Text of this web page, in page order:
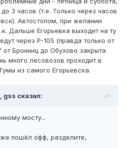
3 часов (т.е. Только через часов
Автостопом, при желании
Дальше Егорьевка выходит на ту
через Р-105 (правда только от
от Бронниц до Обухово закрыта
много лесовозов проходит в
из самого Егорьевска.
gss сказал:
мосту...
пошёл офф, разделите,